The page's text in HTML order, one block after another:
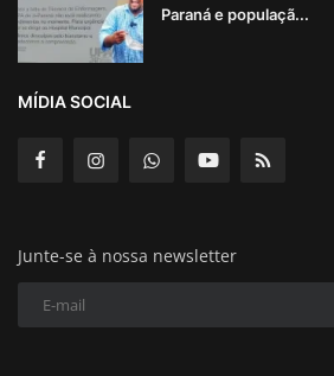
Paraná e populaçã...
MÍDIA SOCIAL
Junte-se à nossa newsletter